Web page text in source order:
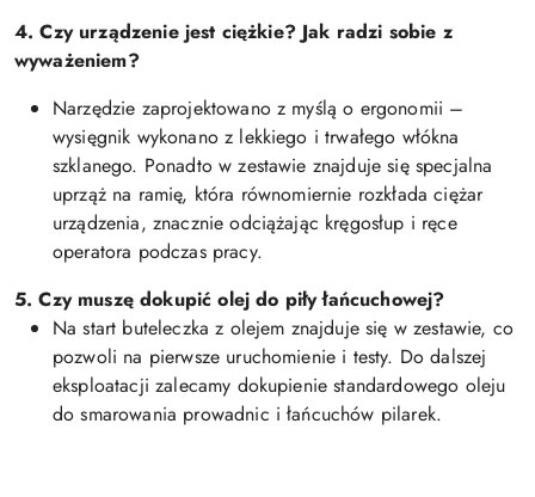
4. Czy urządzenie jest ciężkie? Jak radzi sobie z
wyważeniem?
Narzędzie zaprojektowano z myślą o ergonomii –
wysięgnik wykonano z lekkiego i trwałego włókna
szklanego. Ponadto w zestawie znajduje się specjalna
uprząż na ramię, która równomiernie rozkłada ciężar
urządzenia, znacznie odciążając kręgosłup i ręce
operatora podczas pracy.
5. Czy muszę dokupić olej do piły łańcuchowej?
Na start buteleczka z olejem znajduje się w zestawie, co
pozwoli na pierwsze uruchomienie i testy. Do dalszej
eksploatacji zalecamy dokupienie standardowego oleju
do smarowania prowadnic i łańcuchów pilarek.